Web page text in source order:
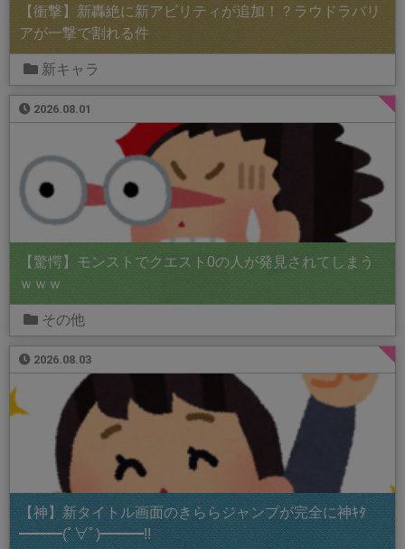
【衝撃】新轟絶に新アビリティが追加！？ラウドラバリ
アが一撃で割れる件
新キャラ
2026.08.01
【驚愕】モンストでクエスト0の人が発見されてしまう
ｗｗｗ
その他
2026.08.03
【神】新タイトル画面のきららジャンプが完全に神ｷﾀ
━━━(ﾟ∀ﾟ)━━━!!